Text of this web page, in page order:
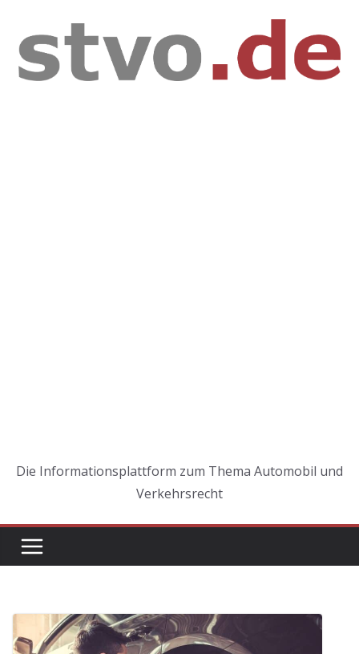
Die Informationsplattform zum Thema Automobil und
Verkehrsrecht